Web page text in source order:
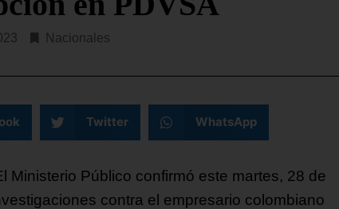
SEGUIR LEYENDO...
Nacionales
Twitter WhatsApp
Ministerio Público confirmó este martes, 28 de
contra el empresario colombiano